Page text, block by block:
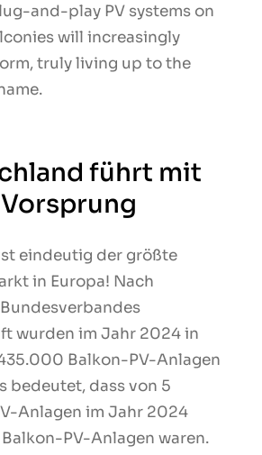
and-play PV systems on
will increasingly
truly living up to the
führt mit
eindeutig der größte
in Europa! Nach
wurden im Jahr 2024 in
Balkon-PV-Anlagen
bedeutet, dass von 5
Anlagen im Jahr 2024
PV-Anlagen waren.